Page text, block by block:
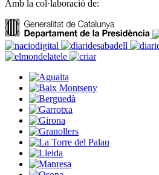
Amb la col·laboració de: